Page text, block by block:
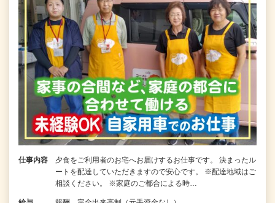
仕事内容
夕食をご利用者のお宅へお届けするお仕事です。 決まったル
ートを配達していただきますので安心です。 ※配達地域はご
相談ください。 ※家庭のご都合による時…